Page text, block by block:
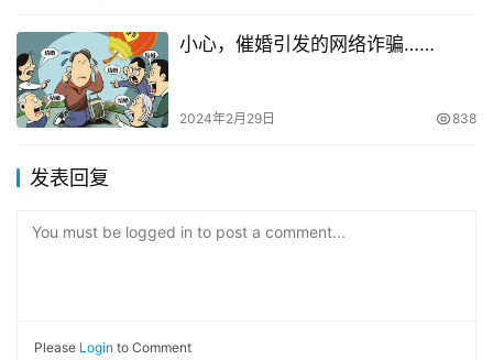
小心，催婚引发的网络诈骗……
2024年2月29日 838
发表回复
You must be logged in to post a comment...
Please Login to Comment